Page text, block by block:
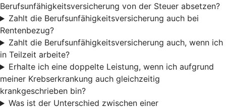
Berufsunfähigkeitsversicherung von der Steuer absetzen?
Zahlt die Berufsunfähigkeitsversicherung auch bei
Rentenbezug?
Zahlt die Berufsunfähigkeitsversicherung auch, wenn ich
in Teilzeit arbeite?
Erhalte ich eine doppelte Leistung, wenn ich aufgrund
meiner Krebserkrankung auch gleichzeitig
krankgeschrieben bin?
Was ist der Unterschied zwischen einer